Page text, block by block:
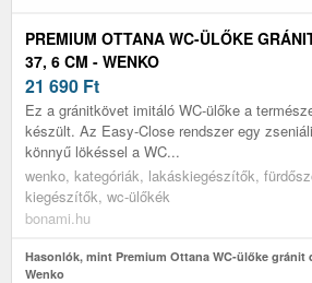
PREMIUM OTTANA WC-ÜLŐKE
37, 6 CM - WENKO
21 690 Ft
Ez a gránitkövet imitáló WC-ülőke a
készült. Az Easy-Close rendszer egy
könnyű lökéssel a WC...
wenko, kategóriák, lakáskiegészítők,
kiegészítők, wc-ülőkék
bonami.hu
Hasonlók, mint Premium Ottana WC-ülőke gránit
Wenko